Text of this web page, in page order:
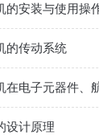
的安装与使用操
的传动系统
在电子元器件、
设计原理